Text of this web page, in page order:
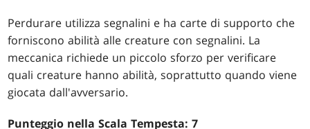
Perdurare utilizza segnalini e ha carte di supporto che
forniscono abilità alle creature con segnalini. La
meccanica richiede un piccolo sforzo per verificare
quali creature hanno abilità, soprattutto quando viene
giocata dall'avversario.
Punteggio nella Scala Tempesta: 7